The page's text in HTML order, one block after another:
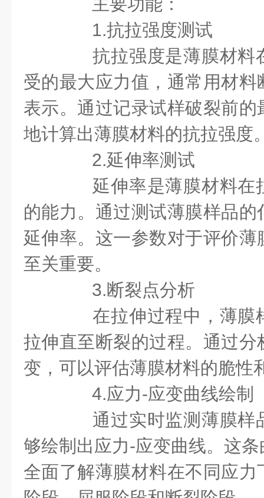
1.抗拉强度测试
抗拉强度是薄膜材料
受的最大应力值，通常用材
表示。通过记录试样破裂前
地计算出薄膜材料的抗拉强度
2.延伸率测试
延伸率是薄膜材料在
的能力。通过测试薄膜样品
延伸率。这一参数对于评价
至关重要。
3.断裂点分析
在拉伸过程中，薄膜
拉伸直至断裂的过程。通过
变，可以评估薄膜材料的脆性
4.应力-应变曲线绘制
通过实时监测薄膜样
够绘制出应力-应变曲线。这
全面了解薄膜材料在不同应